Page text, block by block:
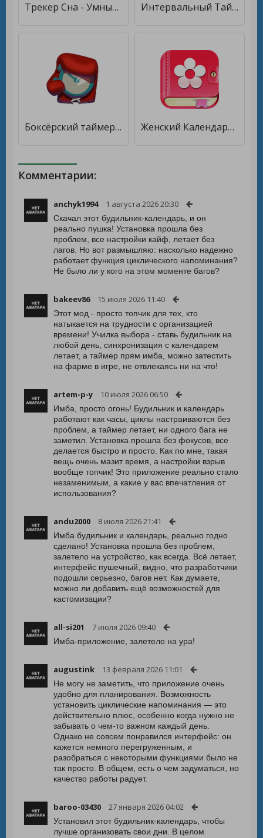
Трекер Сна - Умный Будильник [Premium] Интервальный Таймер для тренировок - HIIT Таймер [Premium]
Боксёрский таймер [Unlocked] Женский Календарь, овуляции, Календарь менструаций [Unlocked]
Комментарии:
anchyk1994 1 августа 2026 20:30
Скачал этот будильник-календарь, и он
реально пушка! Установка прошла без
проблем, все настройки кайф, летает без
лагов. Но вот размышляю: насколько надежно
работает функция циклического напоминания?
Не было ли у кого на этом моменте багов?
bakeev86 15 июля 2026 11:40
Этот мод - просто топчик для тех, кто
натыкается на трудности с организацией
времени! Училка выбора - ставь будильник на
любой день, синхронизация с календарем
летает, а таймер прям имба, можно затестить
на фарме в игре, не отвлекаясь ни на что!
artem-p-y 10 июля 2026 06:50
Имба, просто огонь! Будильник и календарь
работают как часы, циклы настраиваются без
проблем, а таймер летает, ни одного бага не
заметил. Установка прошла без фокусов, все
делается быстро и просто. Как по мне, такая
вещь очень мазит время, а настройки взрыв
вообще топчик! Это приложение реально стало
незаменимым, а какие у вас впечатления от
использования?
andu2000 8 июля 2026 21:41
Имба будильник и календарь, реально годно
сделано! Установка прошла без проблем,
залетело на устройство, как всегда. Всё летает,
интерфейс пушечный, видно, что разработчики
подошли серьезно, багов нет. Как думаете,
можно ли добавить ещё возможностей для
кастомизации?
all-si201 7 июля 2026 09:40
Имба-приложение, залетело на ура!
augustink 13 февраля 2026 11:01
Не могу не заметить, что приложение очень
удобно для планирования. Возможность
установить циклические напоминания — это
действительно плюс, особенно когда нужно не
забывать о чем-то важном каждый день.
Однако не совсем понравился интерфейс: он
кажется немного перегруженным, и
разобраться с некоторыми функциями было не
так просто. В общем, есть о чем задуматься, но
качество работы радует.
baroo-03430 27 января 2026 04:02
Установил этот будильник-календарь, чтобы
лучше организовать свои дни. В целом